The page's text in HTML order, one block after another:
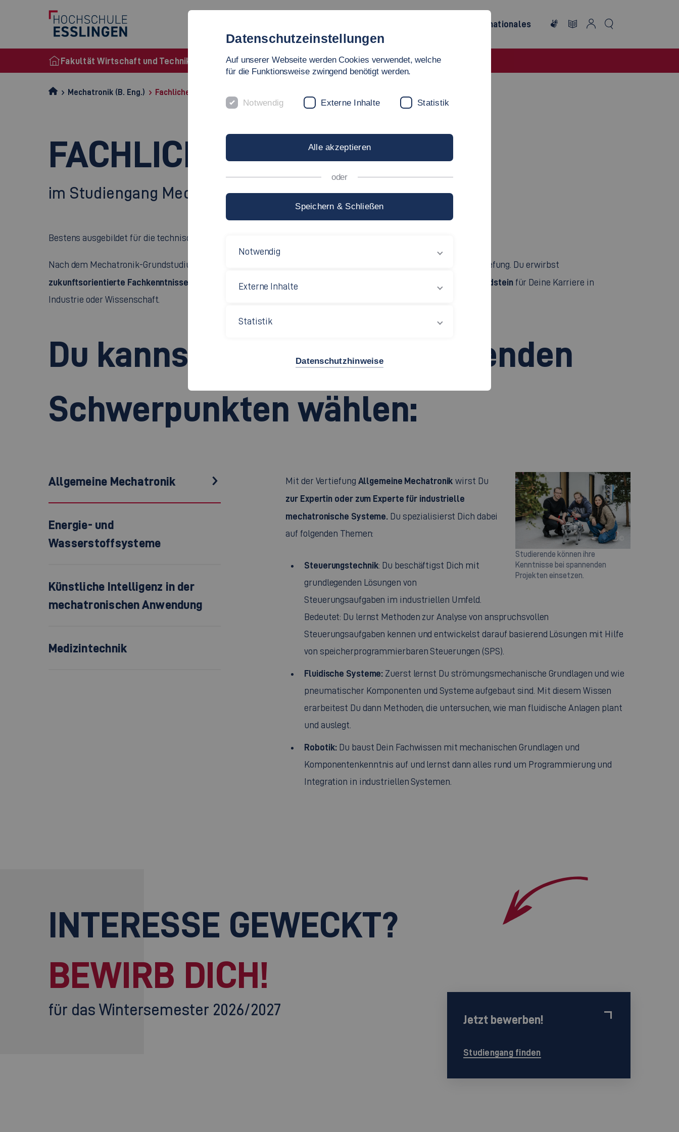
Internationales
Fakultät Wirtschaft und Technik
Mechatronik (B. Eng.) Fachliche Vertiefung
FACHLICHE VERTIEFUNG
im Studiengang Mechatronik
Bestens ausgebildet für die technischen Herausforderungen der Zukunft!
Nach dem Mechatronik-Grundstudium mit einer fachlichen Vertiefung. Du erwirbst
zukunftsorientierte Fachkenntnisse , die zu Deinen Stärken und Interessen passen, und legst einen wichtigen Grundstein für Deine Karriere in
Industrie oder Wissenschaft.
Du kannst aus diesen vertiefenden
Schwerpunkten wählen:
Allgemeine Mechatronik
Energie- und
Wasserstoffsysteme
Künstliche Intelligenz in der
mechatronischen Anwendung
Medizintechnik
Studierende können ihre
Kenntnisse bei spannenden
Projekten einsetzen.
Mit der Vertiefung Allgemeine Mechatronik wirst Du
zur Expertin oder zum Experte für industrielle
mechatronische Systeme. Du spezialisierst Dich dabei
auf folgenden Themen:
Steuerungstechnik: Du beschäftigst Dich mit
grundlegenden Lösungen von
Steuerungsaufgaben im industriellen Umfeld.
Bedeutet: Du lernst Methoden zur Analyse von anspruchsvollen
Steuerungsaufgaben kennen und entwickelst darauf basierend Lösungen mit Hilfe
von speicherprogrammierbaren Steuerungen (SPS).
Fluidische Systeme: Zuerst lernst Du strömungsmechanische Grundlagen und wie
pneumatischer Komponenten und Systeme aufgebaut sind. Mit diesem Wissen
erarbeitest Du dann Methoden, die untersuchen, wie man fluidische Anlagen plant
und auslegt.
Robotik: Du baust Dein Fachwissen mit mechanischen Grundlagen und
Komponentenkenntnis auf und lernst dann alles rund um Programmierung und
Integration in industriellen Systemen.
INTERESSE GEWECKT?
BEWIRB DICH!
für das Wintersemester 2026/2027
Jetzt bewerben!
Studiengang finden
Datenschutzeinstellungen
Auf unserer Webseite werden Cookies verwendet, welche
für die Funktionsweise zwingend benötigt werden.
Notwendig Externe Inhalte Statistik
Alle akzeptieren
oder
Speichern & Schließen
Notwendig
Externe Inhalte
Statistik
Datenschutzhinweise